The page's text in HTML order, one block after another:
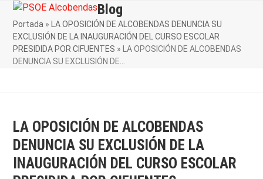
Skip
content
Open
mobile
menu
Close
mobile
menu
Blog
Portada »
LA OPOSICIÓN DE ALCOBENDAS DENUNCIA SU
EXCLUSIÓN DE LA INAUGURACIÓN DEL CURSO ESCOLAR
PRESIDIDA POR CIFUENTES »
LA OPOSICIÓN DE ALCOBENDAS
DENUNCIA SU EXCLUSIÓN DE…
LA OPOSICIÓN DE ALCOBENDAS
DENUNCIA SU EXCLUSIÓN DE LA
INAUGURACIÓN DEL CURSO ESCOLAR